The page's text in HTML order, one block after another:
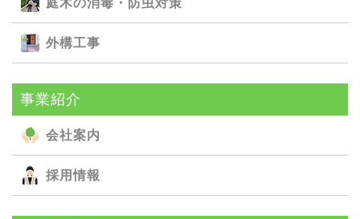
庭⽊の消毒・防⾍対策
外構⼯事
事業紹介
会社案内
採用情報